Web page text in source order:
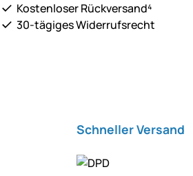
Kostenloser Rückversand⁴
30-tägiges Widerrufsrecht
Schneller Versand